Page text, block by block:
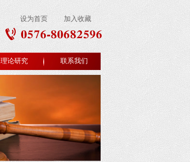
设为首页 加入收藏
理论研究 联系我们